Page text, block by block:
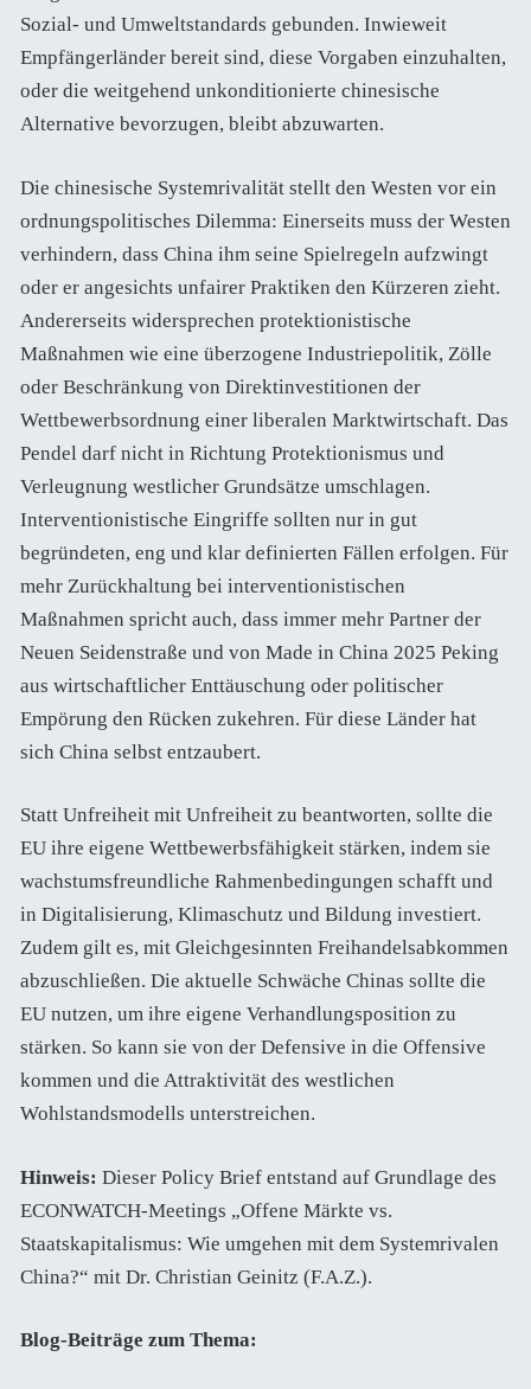
Sozial- und Umweltstandards gebunden. Inwieweit
Empfängerländer bereit sind, diese Vorgaben einzuhalten,
oder die weitgehend unkonditionierte chinesische
Alternative bevorzugen, bleibt abzuwarten.
Die chinesische Systemrivalität stellt den Westen vor ein
ordnungspolitisches Dilemma: Einerseits muss der Westen
verhindern, dass China ihm seine Spielregeln aufzwingt
oder er angesichts unfairer Praktiken den Kürzeren zieht.
Andererseits widersprechen protektionistische
Maßnahmen wie eine überzogene Industriepolitik, Zölle
oder Beschränkung von Direktinvestitionen der
Wettbewerbsordnung einer liberalen Marktwirtschaft. Das
Pendel darf nicht in Richtung Protektionismus und
Verleugnung westlicher Grundsätze umschlagen.
Interventionistische Eingriffe sollten nur in gut
begründeten, eng und klar definierten Fällen erfolgen. Für
mehr Zurückhaltung bei interventionistischen
Maßnahmen spricht auch, dass immer mehr Partner der
Neuen Seidenstraße und von Made in China 2025 Peking
aus wirtschaftlicher Enttäuschung oder politischer
Empörung den Rücken zukehren. Für diese Länder hat
sich China selbst entzaubert.
Statt Unfreiheit mit Unfreiheit zu beantworten, sollte die
EU ihre eigene Wettbewerbsfähigkeit stärken, indem sie
wachstumsfreundliche Rahmenbedingungen schafft und
in Digitalisierung, Klimaschutz und Bildung investiert.
Zudem gilt es, mit Gleichgesinnten Freihandelsabkommen
abzuschließen. Die aktuelle Schwäche Chinas sollte die
EU nutzen, um ihre eigene Verhandlungsposition zu
stärken. So kann sie von der Defensive in die Offensive
kommen und die Attraktivität des westlichen
Wohlstandsmodells unterstreichen.
Hinweis: Dieser Policy Brief entstand auf Grundlage des
ECONWATCH-Meetings „Offene Märkte vs.
Staatskapitalismus: Wie umgehen mit dem Systemrivalen
China?“ mit Dr. Christian Geinitz (F.A.Z.).
Blog-Beiträge zum Thema: